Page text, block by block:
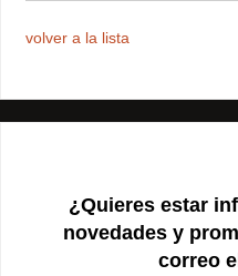
volver a la lista
¿Quieres estar
novedades y
correo